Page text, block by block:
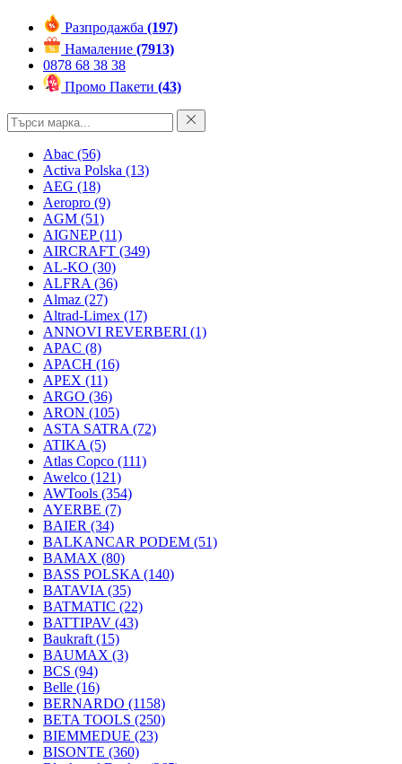
Разпродажба (197)
Намаление (7913)
0878 68 38 38
Промо Пакети (43)
Abac (56)
Activa Polska (13)
AEG (18)
Aeropro (9)
AGM (51)
AIGNEP(11)
AIRCRAFT (349)
AL-KO (30)
ALFRA (36)
Almaz (27)
Altrad-Limex (17)
ANNOVI REVERBERI (1)
APAC (8)
APACH (16)
APEX (11)
ARGO (36)
ARON (105)
ASTA SATRA (72)
ATIKA (5)
Atlas Copco (111)
Awelco (121)
AWTools (354)
AYERBE (7)
BAIER (34)
BALKANCAR PODEM (51)
BAMAX (80)
BASS POLSKA (140)
BATAVIA (35)
BATMATIC (22)
BATTIPAV (43)
Baukraft (15)
BAUMAX (3)
BCS (94)
Belle (16)
BERNARDO (1158)
BETA TOOLS (250)
BIEMMEDUE (23)
BISONTE (360)